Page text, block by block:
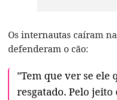
Os internautas caíram
defenderam o cão:
"Tem que ver se ele
resgatado. Pelo jeito